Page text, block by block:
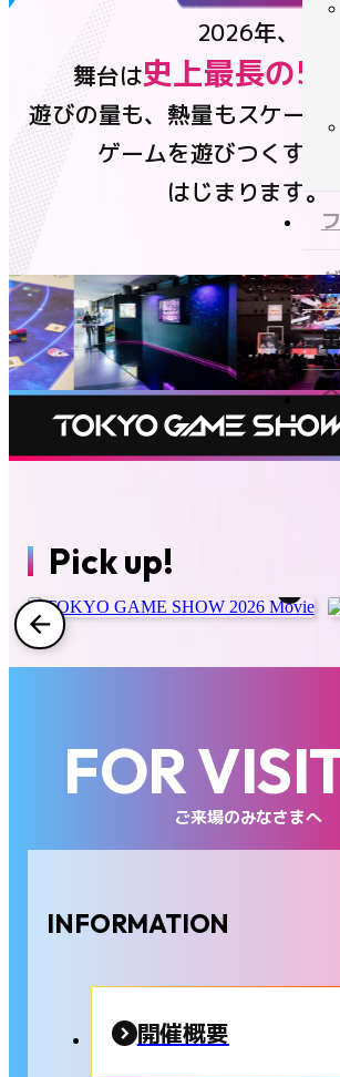
ニュース
公式番組
イベントステージ
公式番組
イベントステージ
フード
グッズ
インフルエンサー/クリエイ
インディーゲーム企画
出展社一覧
FAQ
2026年、
舞台は史上最長の5日
遊びの量も、熱量もスケール
ゲームを遊びつくす
はじまります。
Pick up!
FOR
ご来場のみなさまへ
INFORMATION
開催概要